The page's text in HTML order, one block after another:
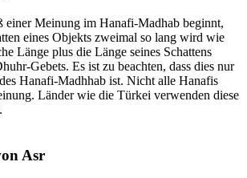
einer Meinung im Hanafi-Madhab beginnt,
eines Objekts zweimal so lang wird wie
Länge plus die Länge seines Schattens
Gebets. Es ist zu beachten, dass dies nur
Hanafi-Madhhab ist. Nicht alle Hanafis
Länder wie die Türkei verwenden diese
Asr